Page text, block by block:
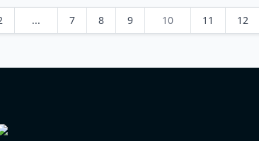
... 7 8 9 10 11 12